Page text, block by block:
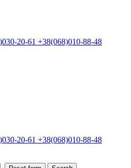
20-61 +38(068)010-88-48
20-61 +38(068)010-88-48